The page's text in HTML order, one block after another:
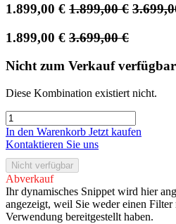
1.899,00 € 1.899,00€
1.899,00 € 3.699,00€
Nicht zum Verkauf verfügbar
Diese Kombination existiert nicht.
In den Warenkorb Jetzt kaufen
Kontaktieren Sie uns
Nicht verfügbar
Abverkauf
Ihr dynamisches Snippet wird hier
angezeigt, weil Sie weder einen
Verwendung bereitgestellt haben.